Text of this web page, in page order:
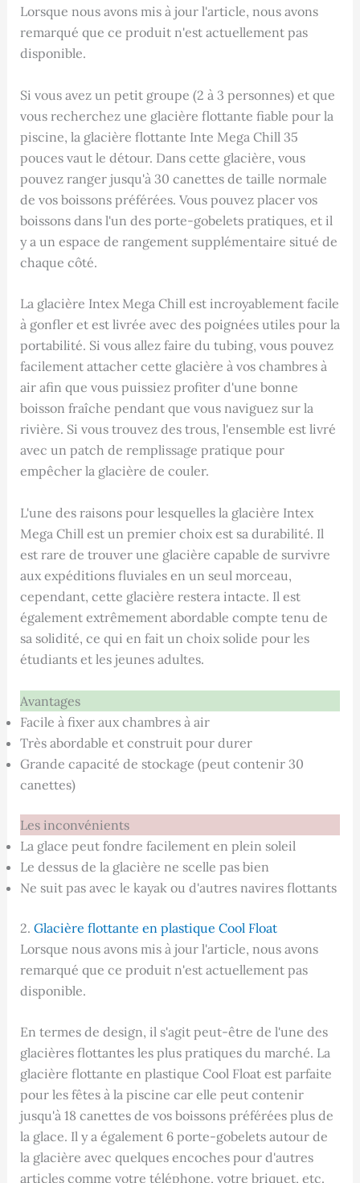
Lorsque nous avons mis à jour l'article, nous avons
remarqué que ce produit n'est actuellement pas
disponible.
Si vous avez un petit groupe (2 à 3 personnes) et que
vous recherchez une glacière flottante fiable pour la
piscine, la glacière flottante Inte Mega Chill 35
pouces vaut le détour. Dans cette glacière, vous
pouvez ranger jusqu'à 30 canettes de taille normale
de vos boissons préférées. Vous pouvez placer vos
boissons dans l'un des porte-gobelets pratiques, et il
y a un espace de rangement supplémentaire situé de
chaque côté.
La glacière Intex Mega Chill est incroyablement facile
à gonfler et est livrée avec des poignées utiles pour la
portabilité. Si vous allez faire du tubing, vous pouvez
facilement attacher cette glacière à vos chambres à
air afin que vous puissiez profiter d'une bonne
boisson fraîche pendant que vous naviguez sur la
rivière. Si vous trouvez des trous, l'ensemble est livré
avec un patch de remplissage pratique pour
empêcher la glacière de couler.
L'une des raisons pour lesquelles la glacière Intex
Mega Chill est un premier choix est sa durabilité. Il
est rare de trouver une glacière capable de survivre
aux expéditions fluviales en un seul morceau,
cependant, cette glacière restera intacte. Il est
également extrêmement abordable compte tenu de
sa solidité, ce qui en fait un choix solide pour les
étudiants et les jeunes adultes.
Avantages
Facile à fixer aux chambres à air
Très abordable et construit pour durer
Grande capacité de stockage (peut contenir 30
canettes)
Les inconvénients
La glace peut fondre facilement en plein soleil
Le dessus de la glacière ne scelle pas bien
Ne suit pas avec le kayak ou d'autres navires flottants
2. Glacière flottante en plastique Cool Float
Lorsque nous avons mis à jour l'article, nous avons
remarqué que ce produit n'est actuellement pas
disponible.
En termes de design, il s'agit peut-être de l'une des
glacières flottantes les plus pratiques du marché. La
glacière flottante en plastique Cool Float est parfaite
pour les fêtes à la piscine car elle peut contenir
jusqu'à 18 canettes de vos boissons préférées plus de
la glace. Il y a également 6 porte-gobelets autour de
la glacière avec quelques encoches pour d'autres
articles comme votre téléphone, votre briquet, etc.